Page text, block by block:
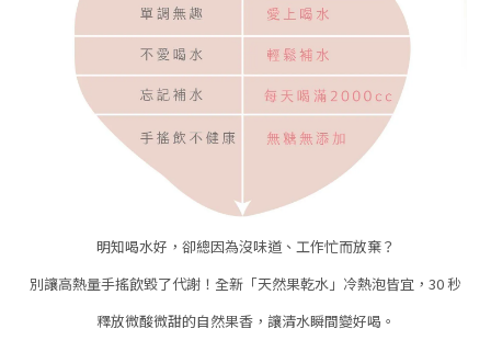
明知喝水好，卻總因為沒味道、工作忙而放棄？
別讓高熱量手搖飲毀了代謝！全新「天然果乾水」冷熱泡皆宜， 30 秒
釋放微酸微甜的自然果香，讓清水瞬間變好喝。